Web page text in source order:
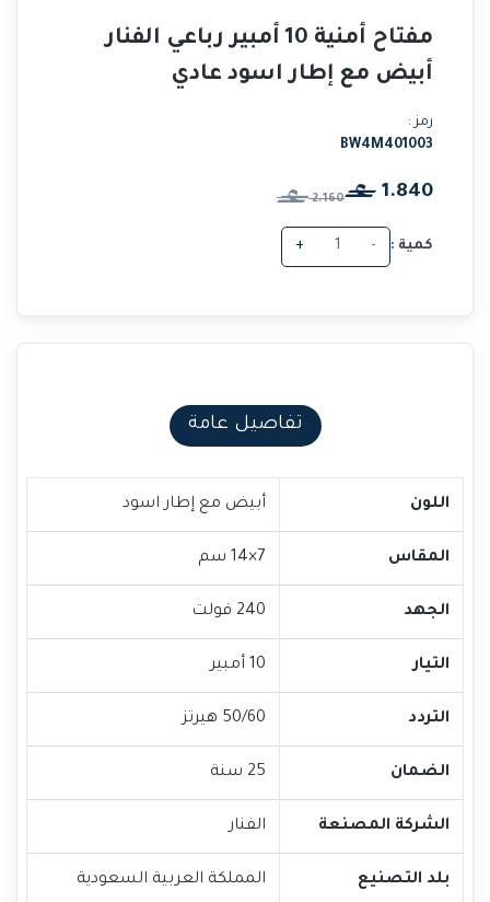
مفتاح أمنية 10 أمبير رباعي الفنار
أبيض مع إطار اسود عادي
رمز :
BW4M401003
1.840
2.160
كمية : -
+
تفاصيل عامة
اللون أبيض مع إطار اسود
المقاس 7×14 سم
الجهد 240 فولت
التيار 10 أمبير
التردد 50/60 هيرتز
الضمان 25 سنة
الشركة المصنعة الفنار
بلد التصنيع المملكة العربية السعودية